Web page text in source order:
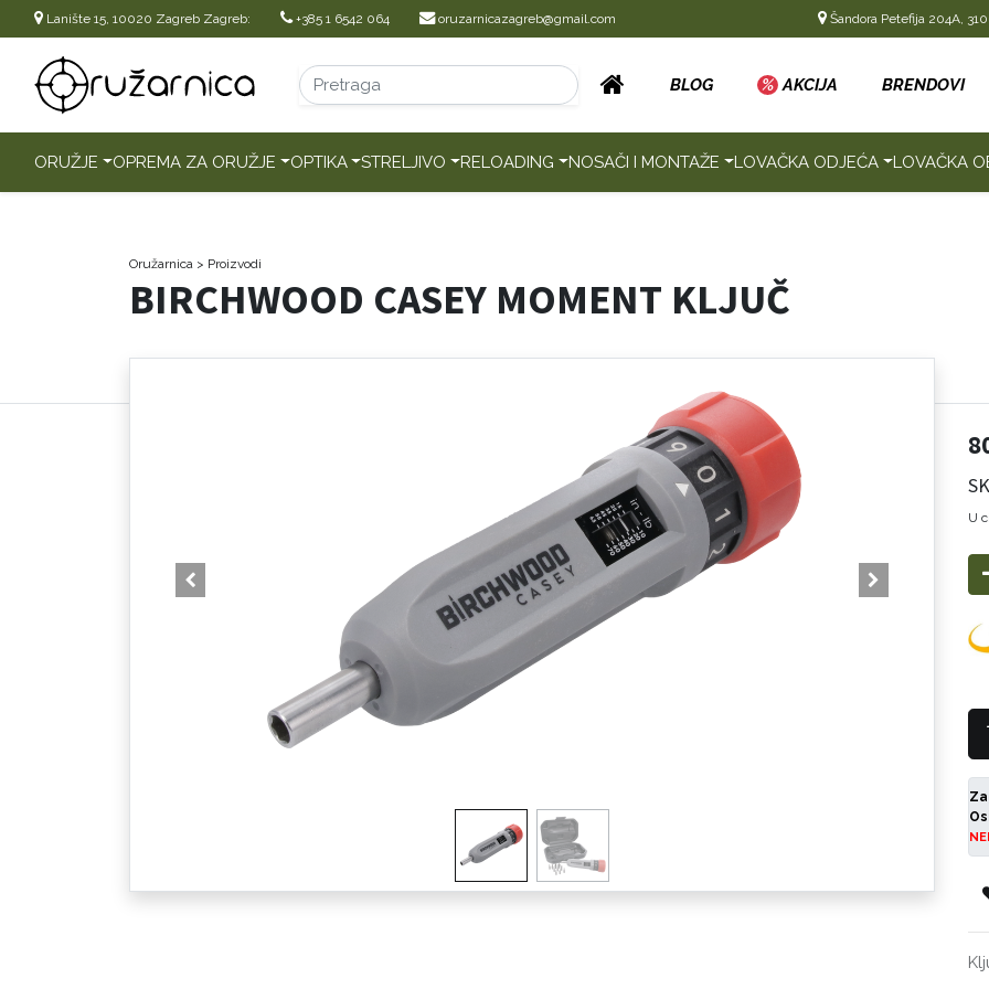
Lanište 15, 10020 Zagreb Zagreb: +385 1 6542 064 oruzarnicazagreb@gmail.com Šandora Petefija 204A,
BLOG % AKCIJA BRENDOVI
ORUŽJE OPREMA ZA ORUŽJE OPTIKA STRELJIVO RELOADING NOSAČI I MONTAŽE LOVAČKA ODJEĆA LOVAČKA
Oružarnica > Proizvodi
BIRCHWOOD CASEY MOMENT KLJUČ
U